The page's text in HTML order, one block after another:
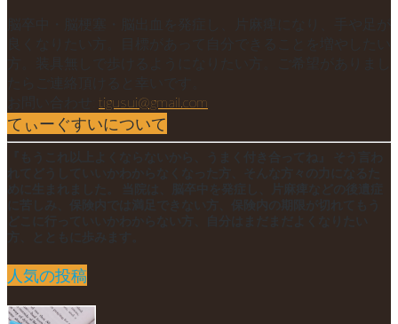
tigusui@gmail.com
てぃーぐすいについて
人気の投稿